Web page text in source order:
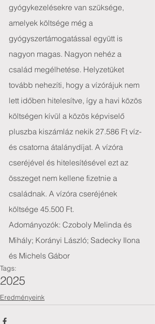
gyógykezelésekre van szüksége,
amelyek költsége még a
gyógyszertámogatással együtt is
nagyon magas. Nagyon nehéz a
család megélhetése. Helyzetüket
tovább nehezíti, hogy a vízórájuk nem
lett időben hitelesítve, így a havi közös
költségen kívül a közös képviselő
pluszba kiszámláz nekik 27.586 Ft víz-
és csatorna átalánydíjat. A vízóra
cseréjével és hitelesítésével ezt az
összeget nem kellene fizetnie a
családnak. A vízóra cseréjének
költsége 45.500 Ft.
Adományozók: Czoboly Melinda és
Mihály; Korányi László; Sadecky Ilona
és Michels Gábor
Tags:
2025
Eredményeink